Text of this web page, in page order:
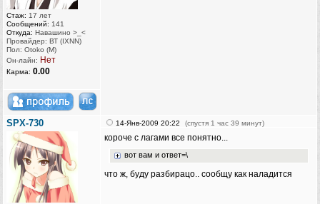
Стаж: 17 лет
Сообщений: 141
Откуда: Навашино >_<
Провайдер: ВТ (IXNN)
Пол: Otoko (M)
Он-лайн: Нет
Карма: 0.00
SPX-730 14-Янв-2009 20:22 (спустя 1 час 39 минут)
короче с лагами все понятно...
вот вам и ответ=\
что ж, буду разбирацо.. сообщу как наладится